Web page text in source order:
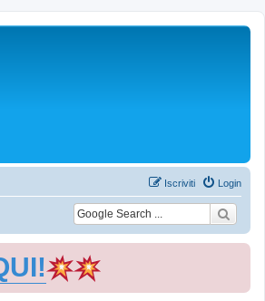
Login
Iscriviti